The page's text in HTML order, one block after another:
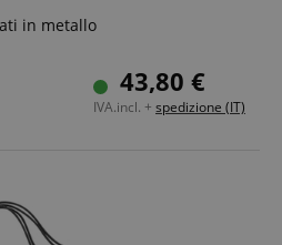
in metallo
a mano
e palco43,80 €
IVA.incl. + spedizione (IT)
CookieScript
.kirstein.it